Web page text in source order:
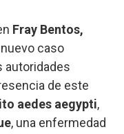
Fray Bentos,
caso
autoridades
de este
aedes aegypti,
, una enfermedad